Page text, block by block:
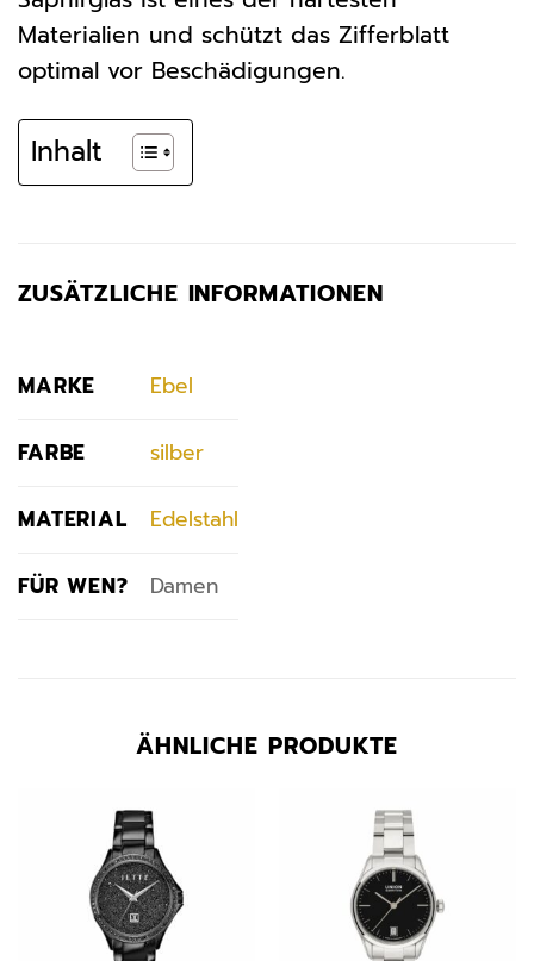
Materialien und schützt das Zifferblatt
optimal vor Beschädigungen.
Inhalt
ZUSÄTZLICHE INFORMATIONEN
MARKE Ebel
FARBE silber
MATERIAL Edelstahl
FÜR WEN? Damen
ÄHNLICHE PRODUKTE